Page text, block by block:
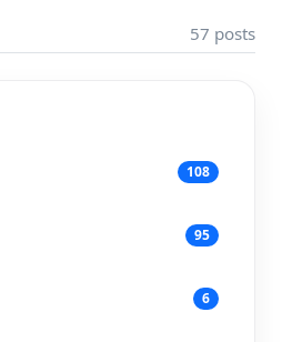
57 posts
108
95
6